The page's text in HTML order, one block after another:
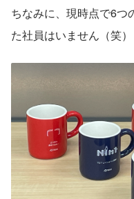
ちなみに、現時点で6つ
た社員はいません（笑）